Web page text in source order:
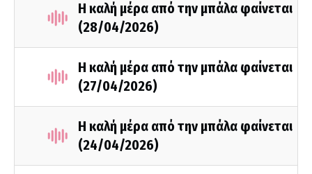
Η καλή μέρα από την μπάλα φαίνεται
(28/04/2026)
Η καλή μέρα από την μπάλα φαίνεται
(27/04/2026)
Η καλή μέρα από την μπάλα φαίνεται
(24/04/2026)